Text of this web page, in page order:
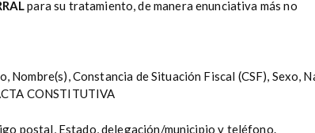
para su tratamiento, de manera enunciativa más no
Constancia de Situación Fiscal (CSF), Sexo,
CONSTITUTIVA
postal, Estado, delegación/municipio y teléfono.